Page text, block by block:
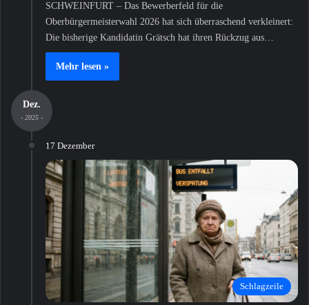
SCHWEINFURT – Das Bewerberfeld für die
Oberbürgermeisterwahl 2026 hat sich überraschend verkleinert:
Die bisherige Kandidatin Grätsch hat ihren Rückzug aus…
Mehr lesen »
Dez.
- 2025 -
17 Dezember
Schlagzeile